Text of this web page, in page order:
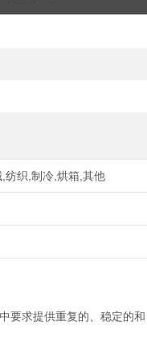
纺织,制冷,烘箱,其他
要求提供重复的、稳定的和